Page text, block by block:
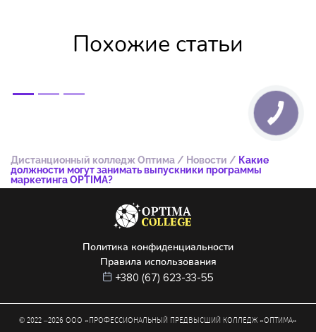
Похожие статьи
Дистанционный колледж Оптима/ Новости / Какие
должности могут занимать выпускники программы
маркетинга OPTIMA?
Политика конфиденциальности
Правила использования
+380 (67) 623-33-55
© 2022 –2026 ООО «ПРОФЕССИОНАЛЬНЫЙ ПРЕДВЫСШИЙ КОЛЛЕДЖ «ОПТИМА»